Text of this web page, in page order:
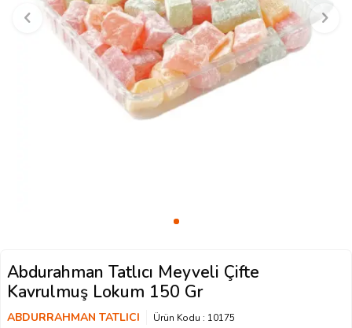
Abdurahman Tatlıcı Meyveli Çifte
Kavrulmuş Lokum 150 Gr
ABDURRAHMAN TATLICI Ürün Kodu : 10175